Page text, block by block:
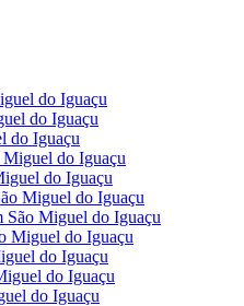
do Iguaçu
do Iguaçu
do Iguaçu
Miguel do Iguaçu
do Iguaçu
Miguel do Iguaçu
São Miguel do Iguaçu
Miguel do Iguaçu
do Iguaçu
do Iguaçu
do Iguaçu